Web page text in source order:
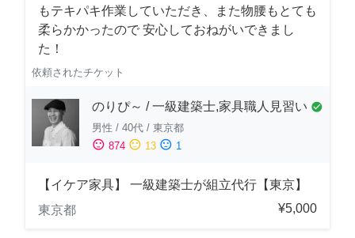
もテキパキ作業していただき、また物腰もとても
柔らかかったので 安心しておねがいできまし
た！
依頼されたチケット
のりぴ～ / 一級建築士,家具職人見習い check_circle
男性 / 40代 / 東京都
sentiment_satisfied 874 sentiment_neutral 13 sentiment_dissatisfied 1
【イケア家具】 一級建築士が組立代行【東京】
東京都
¥5,000